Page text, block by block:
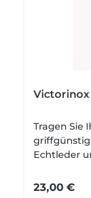
Tragen Sie
griffgünstig
Echtleder
23,00 €